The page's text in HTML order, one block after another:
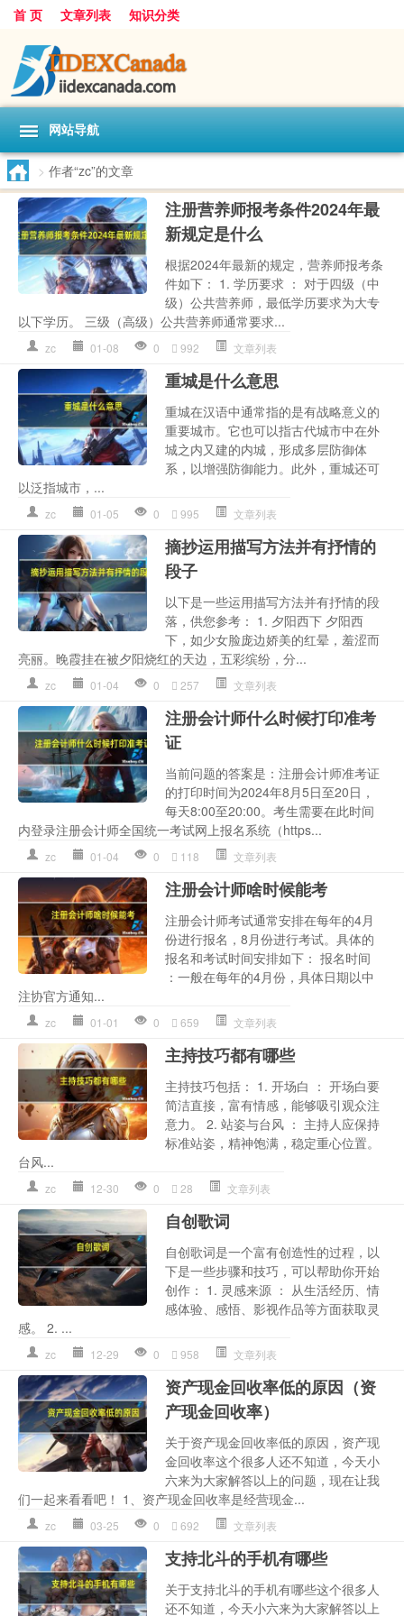
首 页 文章列表 知识分类
网站导航
> 作者“zc”的文章
注册营养师报考条件2024年最
新规定是什么
根据2024年最新的规定，营养师报考条
件如下： 1. 学历要求 ： 对于四级（中
级）公共营养师，最低学历要求为大专
以下学历。 三级（高级）公共营养师通常要求...
zc 01-08 0 992 文章列表
重城是什么意思
重城在汉语中通常指的是有战略意义的
重要城市。它也可以指古代城市中在外
城之内又建的内城，形成多层防御体
系，以增强防御能力。此外，重城还可
以泛指城市，...
zc 01-05 0 995 文章列表
摘抄运用描写方法并有抒情的
段子
以下是一些运用描写方法并有抒情的段
落，供您参考： 1. 夕阳西下 夕阳西
下，如少女脸庞边娇美的红晕，羞涩而
亮丽。晚霞挂在被夕阳烧红的天边，五彩缤纷，分...
zc 01-04 0 257 文章列表
注册会计师什么时候打印准考
证
当前问题的答案是：注册会计师准考证
的打印时间为2024年8月5日至20日，
每天8:00至20:00。考生需要在此时间
内登录注册会计师全国统一考试网上报名系统（https...
zc 01-04 0 118 文章列表
注册会计师啥时候能考
注册会计师考试通常安排在每年的4月
份进行报名，8月份进行考试。具体的
报名和考试时间安排如下： 报名时间
：一般在每年的4月份，具体日期以中
注协官方通知...
zc 01-01 0 659 文章列表
主持技巧都有哪些
主持技巧包括： 1. 开场白 ： 开场白要
简洁直接，富有情感，能够吸引观众注
意力。 2. 站姿与台风 ： 主持人应保持
标准站姿，精神饱满，稳定重心位置。
台风...
zc 12-30 0 28 文章列表
自创歌词
自创歌词是一个富有创造性的过程，以
下是一些步骤和技巧，可以帮助你开始
创作： 1. 灵感来源 ： 从生活经历、情
感体验、感悟、影视作品等方面获取灵
感。 2. ...
zc 12-29 0 958 文章列表
资产现金回收率低的原因（资
产现金回收率）
关于资产现金回收率低的原因，资产现
金回收率这个很多人还不知道，今天小
六来为大家解答以上的问题，现在让我
们一起来看看吧！ 1、资产现金回收率是经营现金...
zc 03-25 0 692 文章列表
支持北斗的手机有哪些
关于支持北斗的手机有哪些这个很多人
还不知道，今天小六来为大家解答以上